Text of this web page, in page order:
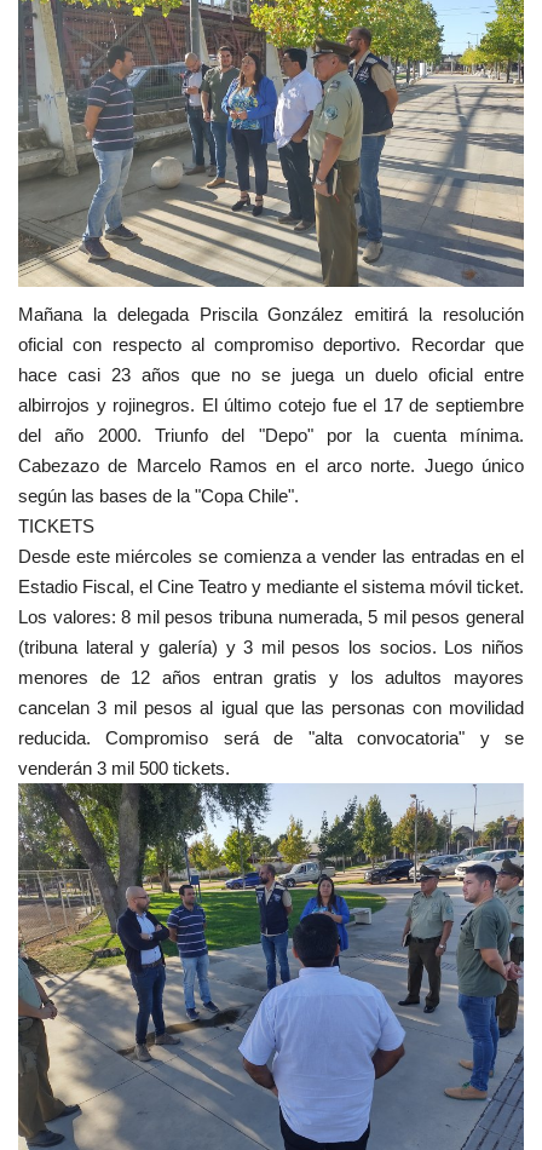
Mañana la delegada Priscila González emitirá la resolución
oficial con respecto al compromiso deportivo. Recordar que
hace casi 23 años que no se juega un duelo oficial entre
albirrojos y rojinegros. El último cotejo fue el 17 de septiembre
del año 2000. Triunfo del "Depo" por la cuenta mínima.
Cabezazo de Marcelo Ramos en el arco norte. Juego único
según las bases de la "Copa Chile".
TICKETS
Desde este miércoles se comienza a vender las entradas en el
Estadio Fiscal, el Cine Teatro y mediante el sistema móvil ticket.
Los valores: 8 mil pesos tribuna numerada, 5 mil pesos general
(tribuna lateral y galería) y 3 mil pesos los socios. Los niños
menores de 12 años entran gratis y los adultos mayores
cancelan 3 mil pesos al igual que las personas con movilidad
reducida. Compromiso será de "alta convocatoria" y se
venderán 3 mil 500 tickets.